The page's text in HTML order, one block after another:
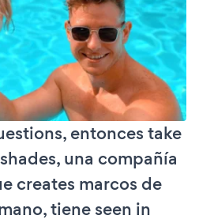
entonces take
una compañía
creates marcos de
tiene seen in